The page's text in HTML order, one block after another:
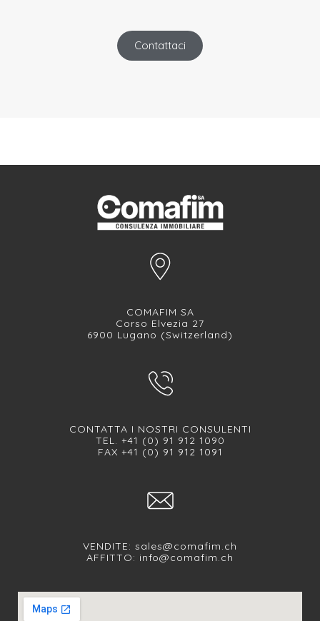
Contattaci
COMAFIM SA
Corso Elvezia 27
6900 Lugano (Switzerland)
CONTATTA I NOSTRI CONSULENTI
TEL. +41 (0) 91 912 1090
FAX +41 (0) 91 912 1091
VENDITE: sales@comafim.ch
AFFITTO: info@comafim.ch